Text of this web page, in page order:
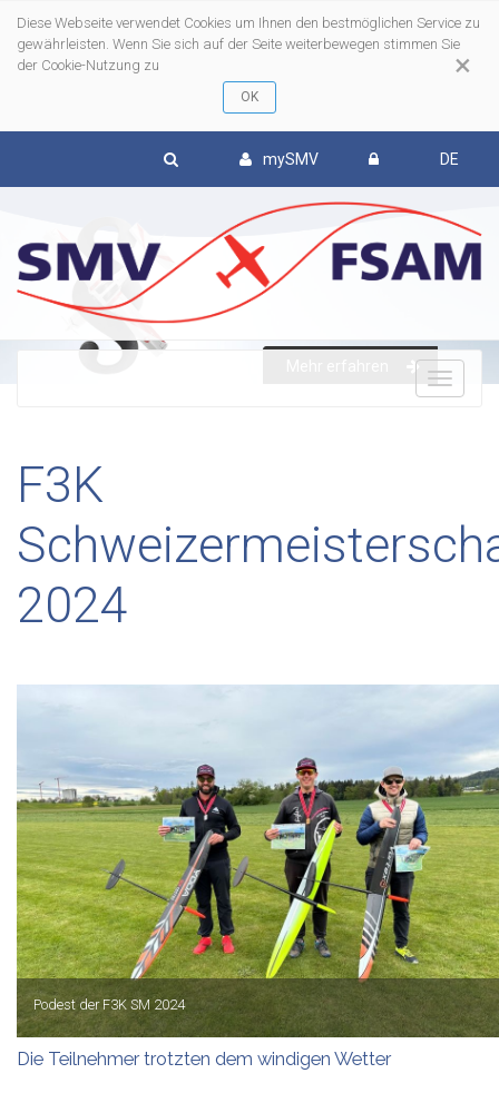
×
Diese Webseite verwendet Cookies um Ihnen den bestmöglichen Service zu
gewährleisten. Wenn Sie sich auf der Seite weiterbewegen stimmen Sie
der Cookie-Nutzung zu
mySMV DE
F3K
2024
Podest der F3K SM 2024
Die Teilnehmer trotzten dem windigen Wetter